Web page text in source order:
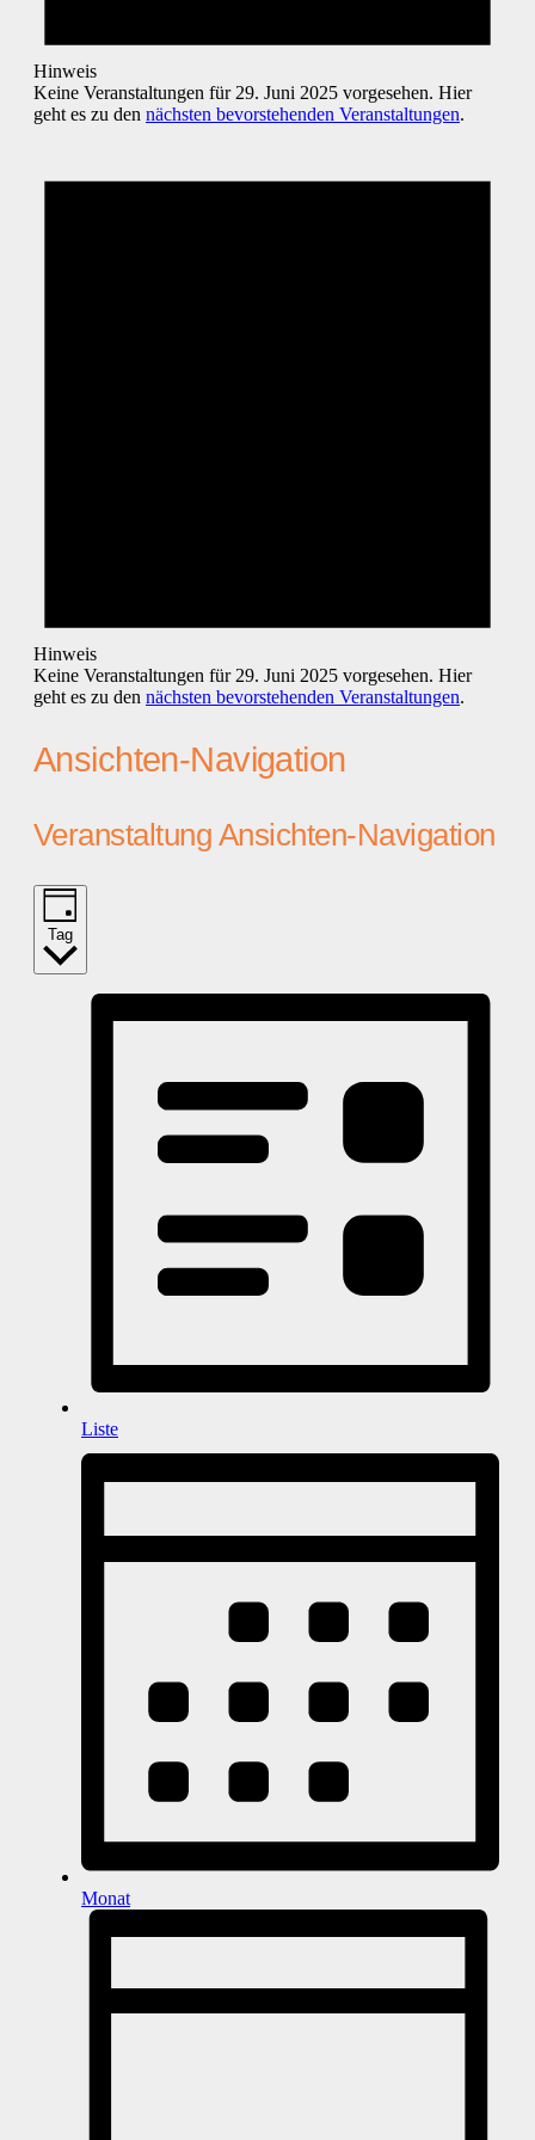
Hinweis
Keine Veranstaltungen für 29. Juni 2025 vorgesehen. Hier
geht es zu den nächsten bevorstehenden Veranstaltungen.
Hinweis
Keine Veranstaltungen für 29. Juni 2025 vorgesehen. Hier
geht es zu den nächsten bevorstehenden Veranstaltungen.
Ansichten-Navigation
Veranstaltung Ansichten-Navigation
Tag
Liste
Monat